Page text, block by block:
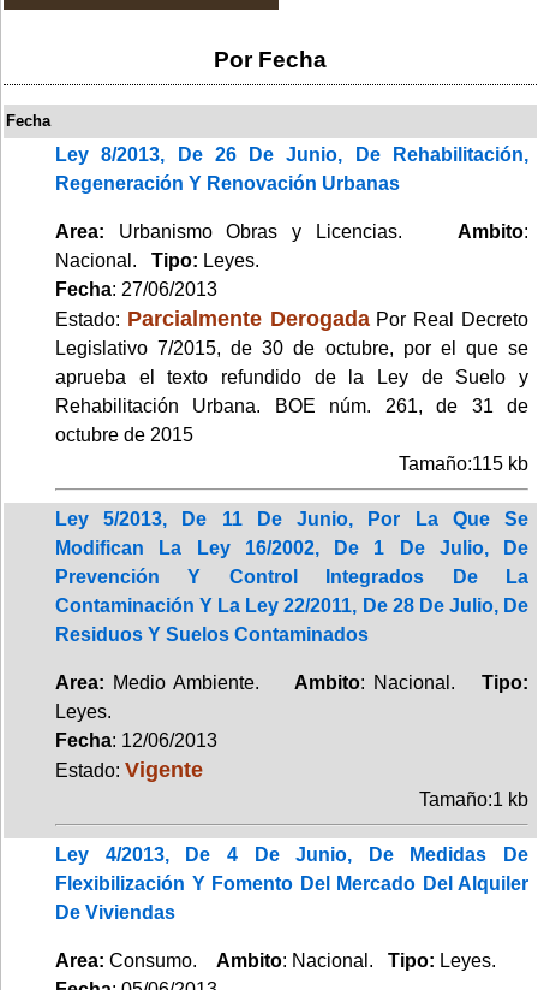
Por Fecha
Fecha
Ley 8/2013, De 26 De Junio, De Rehabilitación,
Regeneración Y Renovación Urbanas
Area: Urbanismo Obras y Licencias. Ambito:
Nacional. Tipo: Leyes.
Fecha: 27/06/2013
Estado: Parcialmente DerogadaPor Real Decreto
Legislativo 7/2015, de 30 de octubre, por el que se
aprueba el texto refundido de la Ley de Suelo y
Rehabilitación Urbana. BOE núm. 261, de 31 de
octubre de 2015
Tamaño:115 kb
Ley 5/2013, De 11 De Junio, Por La Que Se
Modifican La Ley 16/2002, De 1 De Julio, De
Prevención Y Control Integrados De La
Contaminación Y La Ley 22/2011, De 28 De Julio, De
Residuos Y Suelos Contaminados
Area: Medio Ambiente. Ambito: Nacional.Tipo:
Leyes.
Fecha: 12/06/2013
Estado: Vigente
Tamaño:1 kb
Ley 4/2013, De 4 De Junio, De Medidas De
Flexibilización Y Fomento Del Mercado Del Alquiler
De Viviendas
Area: Consumo. Ambito: Nacional. Tipo: Leyes.